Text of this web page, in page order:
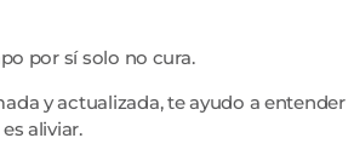
por sí solo no cura.
y actualizada, te ayudo a entender
aliviar.